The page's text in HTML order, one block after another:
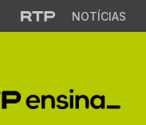
NOTÍCIAS